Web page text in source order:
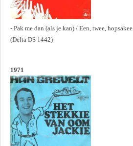
- Pak me dan (als je kan) / Een, twee, hopsakee
(Delta DS 1442)
1971